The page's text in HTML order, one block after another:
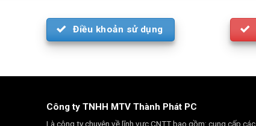
Điều khoản sử dụng
Công ty TNHH MTV Thành Phát PC
Là công ty chuyên về lĩnh vực CNTT bao gồm: cung cấp các